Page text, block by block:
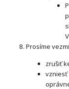
Prosíme
zrušiť
vzniesť